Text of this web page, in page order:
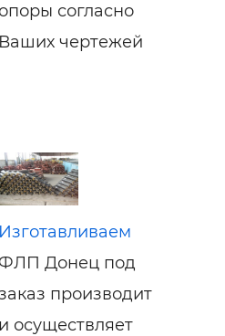
опоры согласно
Ваших чертежей
Изготавливаем
ФЛП Донец под
производит
и осуществляет